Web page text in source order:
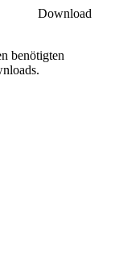
Download
benötigten